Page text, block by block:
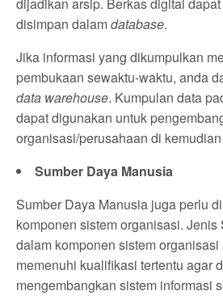
dijadikan arsip. Berkas digital
disimpan dalamdatabase.
Jika informasi yang dikumpulkan
pembukaan sewaktu-waktu, anda
data warehouse. Kumpulan data
dapat digunakan untuk
organisasi/perusahaan di
Sumber Daya Manusia
Sumber Daya Manusia juga perlu
komponen sistem organisasi. Jenis
dalam komponen sistem
memenuhi kualifikasi tertentu agar
mengembangkan sistem informasi